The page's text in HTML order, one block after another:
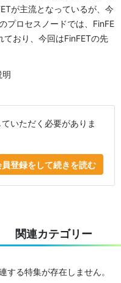
が主流となっているが、今
プロセスノードでは、FinFE
おり、今回はFinFETの先
いただく必要がありま
員登録をして続きを読む
関連カテゴリー
する特集が存在しません。